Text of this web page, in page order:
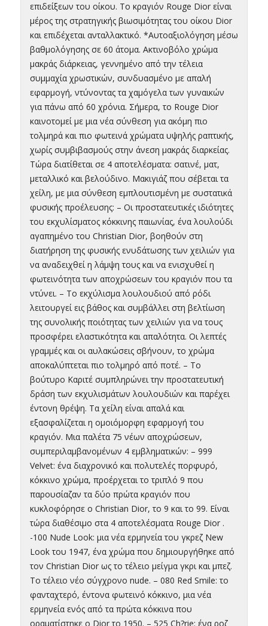
επιδείξεων του οίκου. Το κραγιόν Rouge Dior είναι
μέρος της στρατηγικής βιωσιμότητας του οίκου Dior
και επιδέχεται ανταλλακτικό. *Αυτοαξιολόγηση μέσω
βαθμολόγησης σε 60 άτομα. Ακτινοβόλο χρώμα
μακράς διάρκειας, γεννημένο από την τέλεια
συμμαχία χρωστικών, συνδυασμένο με απαλή
εφαρμογή, ντύνοντας τα χαμόγελα των γυναικών
για πάνω από 60 χρόνια. Σήμερα, το Rouge Dior
καινοτομεί με μια νέα σύνθεση για ακόμη πιο
τολμηρά και πιο φωτεινά χρώματα υψηλής ραπτικής,
χωρίς συμβιβασμούς στην άνεση μακράς διαρκείας.
Τώρα διατίθεται σε 4 αποτελέσματα: σατινέ, ματ,
μεταλλικό και βελούδινο. Μακιγιάζ που σέβεται τα
χείλη, με μια σύνθεση εμπλουτισμένη με συστατικά
φυσικής προέλευσης: – Οι προστατευτικές ιδιότητες
του εκχυλίσματος κόκκινης παιωνίας, ένα λουλούδι
αγαπημένο του Christian Dior, βοηθούν στη
διατήρηση της φυσικής ενυδάτωσης των χειλιών για
να αναδειχθεί η λάμψη τους και να ενισχυθεί η
φωτεινότητα των αποχρώσεων του κραγιόν που τα
ντύνει. – Το εκχύλισμα λουλουδιού από ρόδι
λειτουργεί εις βάθος και συμβάλλει στη βελτίωση
της συνολικής ποιότητας των χειλιών για να τους
προσφέρει ελαστικότητα και απαλότητα. Οι λεπτές
γραμμές και οι αυλακώσεις σβήνουν, το χρώμα
αποκαλύπτεται πιο τολμηρό από ποτέ. – Το
βούτυρο Καριτέ συμπληρώνει την προστατευτική
δράση των εκχυλισμάτων λουλουδιών και παρέχει
έντονη θρέψη. Τα χείλη είναι απαλά και
εξασφαλίζεται η ομοιόμορφη εφαρμογή του
κραγιόν. Μια παλέτα 75 νέων αποχρώσεων,
συμπεριλαμβανομένων 4 εμβληματικών: – 999
Velvet: ένα διαχρονικό και πολυτελές πορφυρό,
κόκκινο χρώμα, προέρχεται το τριπλό 9 που
παρουσίαζαν τα δύο πρώτα κραγιόν που
κυκλοφόρησε ο Christian Dior, το 9 και το 99. Είναι
τώρα διαθέσιμο στα 4 αποτελέσματα Rouge Dior .
-100 Nude Look: μια νέα ερμηνεία του γκρεζ New
Look του 1947, ένα χρώμα που δημιουργήθηκε από
τον Christian Dior ως το τέλειο μείγμα γκρι και μπεζ.
Το τέλειο νέο σύγχρονο nude. – 080 Red Smile: το
φανταχτερό, έντονα φωτεινό κόκκινο, μια νέα
ερμηνεία ενός από τα πρώτα κόκκινα που
οραματίστηκε ο Dior το 1950. – 525 Ch?rie: ένα ροζ